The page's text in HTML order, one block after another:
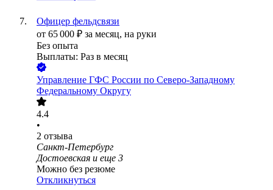
Офицер фельдсвязи
от 65 000 ₽ за месяц, на руки
Без опыта
Выплаты: Раз в месяц
Управление ГФС России по Северо-Западному
Федеральному Округу
4.4
•
2 отзыва
Санкт-Петербург
Достоевская и еще 3
Можно без резюме
Откликнуться